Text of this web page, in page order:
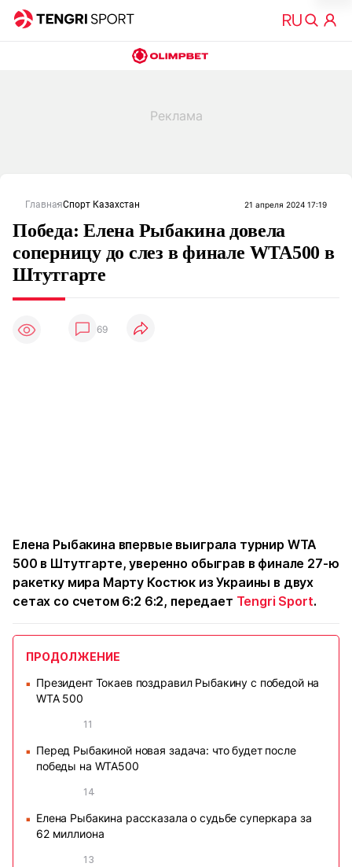
ГлавнаяСпорт Казахстан 21 апреля 2024 17:19
Победа: Елена Рыбакина довела
соперницу до слез в финале WTA500 в
Штутгарте
69
Елена Рыбакина впервые выиграла турнир WTA
500 в Штутгарте, уверенно обыграв в финале 27-ю
ракетку мира Марту Костюк из Украины в двух
сетах со счетом 6:2 6:2, передает Tengri Sport.
ПРОДОЛЖЕНИЕ
■
Президент Токаев поздравил Рыбакину с победой на
WTA 500
11
■
Перед Рыбакиной новая задача: что будет после
победы на WTA500
14
■
Елена Рыбакина рассказала о судьбе суперкара за
62 миллиона
13